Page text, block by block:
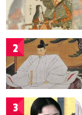
2
3